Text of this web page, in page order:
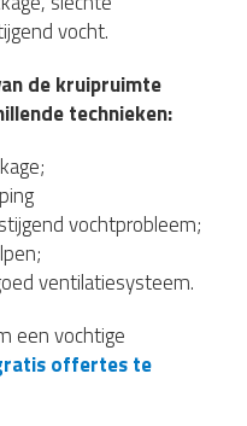
vocht.
de kruipruimte
technieken:
vochtprobleem;
ventilatiesysteem.
een vochtige
offertes te